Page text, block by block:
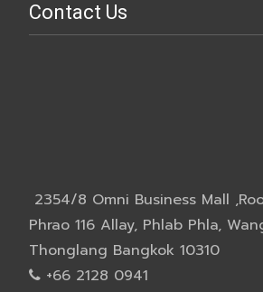
Contact Us
2354/8 Omni Business Mall
Phrao 116 Allay, Phlab Phla,
Thonglang Bangkok 10310
+66 2128 0941